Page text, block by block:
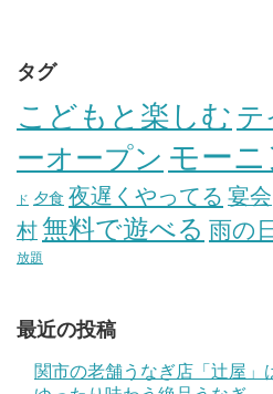
タグ
こどもと楽しむ テ
ーオープン モー
ド 夕食 夜遅くやってる 宴会
村無料で遊べる 雨の
放題
最近の投稿
関市の老舗うなぎ店「辻屋」